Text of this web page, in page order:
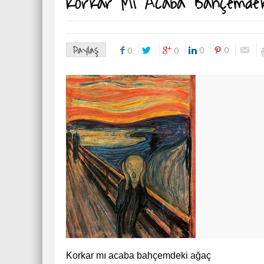
Paylaş 0 0 0 0
Korkar mı acaba bahçemdeki ağaç